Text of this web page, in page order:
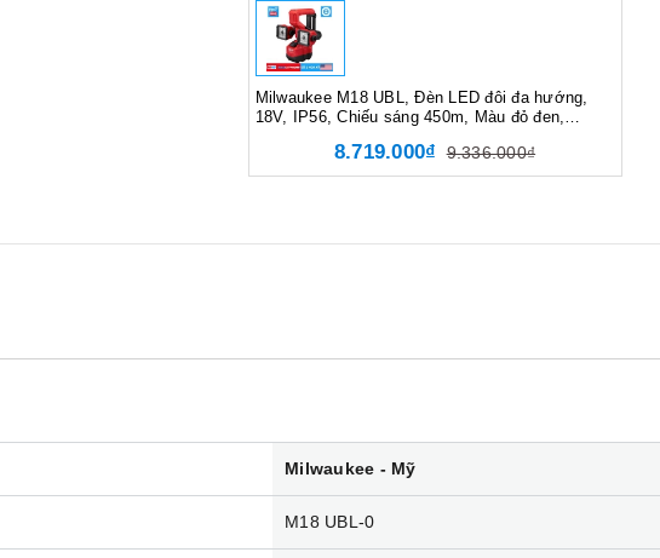
Milwaukee M18 UBL, Đèn LED đôi đa hướng,
18V, IP56, Chiếu sáng 450m, Màu đỏ đen,
8.719.000₫ 9.336.000₫
Milwaukee - Mỹ
M18 UBL-0